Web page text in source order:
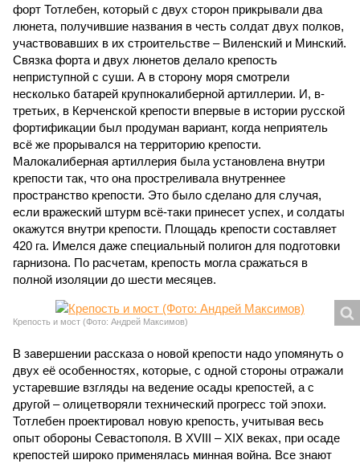
форт Тотлебен, который с двух сторон прикрывали два
люнета, получившие названия в честь солдат двух полков,
участвовавших в их строительстве – Виленский и Минский.
Связка форта и двух люнетов делало крепость
неприступной с суши. А в сторону моря смотрели
несколько батарей крупнокалиберной артиллерии. И, в-
третьих, в Керченской крепости впервые в истории русской
фортификации был продуман вариант, когда неприятель
всё же прорывался на территорию крепости.
Малокалиберная артиллерия была установлена внутри
крепости так, что она простреливала внутреннее
пространство крепости. Это было сделано для случая,
если вражеский штурм всё-таки принесет успех, и солдаты
окажутся внутри крепости. Площадь крепости составляет
420 га. Имелся даже специальный полигон для подготовки
гарнизона. По расчетам, крепость могла сражаться в
полной изоляции до шести месяцев.
Крепость и мост (Фото: Андрей Максимов)
В завершении рассказа о новой крепости надо упомянуть о
двух её особенностях, которые, с одной стороны отражали
устаревшие взгляды на ведение осады крепостей, а с
другой – олицетворяли технический прогресс той эпохи.
Тотлебен проектировал новую крепость, учитывая весь
опыт обороны Севастополя. В XVIII – XIX веках, при осаде
крепостей широко применялась минная война. Все знают